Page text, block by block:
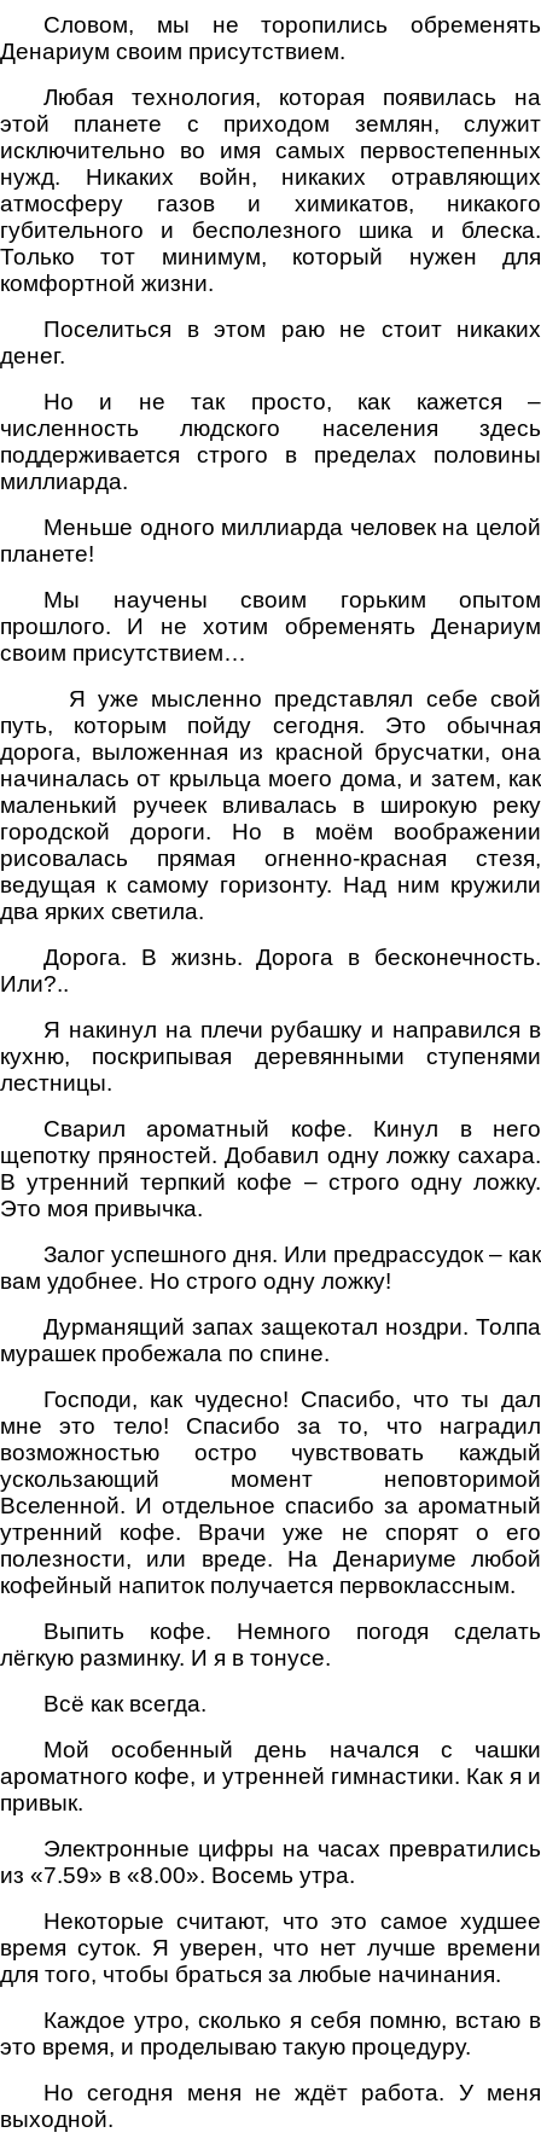
Словом, мы не торопились обременять
Денариум своим присутствием.
Любая технология, которая появилась на
этой планете с приходом землян, служит
исключительно во имя самых первостепенных
нужд. Никаких войн, никаких отравляющих
атмосферу газов и химикатов, никакого
губительного и бесполезного шика и блеска.
Только тот минимум, который нужен для
комфортной жизни.
Поселиться в этом раю не стоит никаких
денег.
Но и не так просто, как кажется –
численность людского населения здесь
поддерживается строго в пределах половины
миллиарда.
Меньше одного миллиарда человек на целой
планете!
Мы научены своим горьким опытом
прошлого. И не хотим обременять Денариум
своим присутствием…
Я уже мысленно представлял себе свой
путь, которым пойду сегодня. Это обычная
дорога, выложенная из красной брусчатки, она
начиналась от крыльца моего дома, и затем, как
маленький ручеек вливалась в широкую реку
городской дороги. Но в моём воображении
рисовалась прямая огненно-красная стезя,
ведущая к самому горизонту. Над ним кружили
два ярких светила.
Дорога. В жизнь. Дорога в бесконечность.
Или?..
Я накинул на плечи рубашку и направился в
кухню, поскрипывая деревянными ступенями
лестницы.
Сварил ароматный кофе. Кинул в него
щепотку пряностей. Добавил одну ложку сахара.
В утренний терпкий кофе – строго одну ложку.
Это моя привычка.
Залог успешного дня. Или предрассудок – как
вам удобнее. Но строго одну ложку!
Дурманящий запах защекотал ноздри. Толпа
мурашек пробежала по спине.
Господи, как чудесно! Спасибо, что ты дал
мне это тело! Спасибо за то, что наградил
возможностью остро чувствовать каждый
ускользающий момент неповторимой
Вселенной. И отдельное спасибо за ароматный
утренний кофе. Врачи уже не спорят о его
полезности, или вреде. На Денариуме любой
кофейный напиток получается первоклассным.
Выпить кофе. Немного погодя сделать
лёгкую разминку. И я в тонусе.
Всё как всегда.
Мой особенный день начался с чашки
ароматного кофе, и утренней гимнастики. Как я и
привык.
Электронные цифры на часах превратились
из «7.59» в «8.00». Восемь утра.
Некоторые считают, что это самое худшее
время суток. Я уверен, что нет лучше времени
для того, чтобы браться за любые начинания.
Каждое утро, сколько я себя помню, встаю в
это время, и проделываю такую процедуру.
Но сегодня меня не ждёт работа. У меня
выходной.